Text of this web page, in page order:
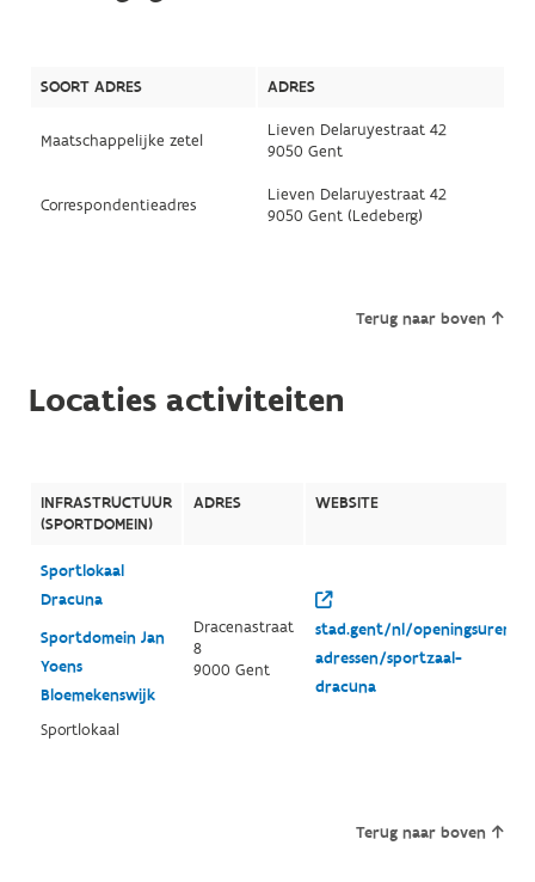
SOORT ADRES ADRES
Maatschappelijke zetel
Lieven Delaruyestraat 42
9050 Gent
Correspondentieadres
Lieven Delaruyestraat 42
9050 Gent (Ledeberg)
Terug naar boven
Locaties activiteiten
INFRASTRUCTUUR
(SPORTDOMEIN)
ADRES WEBSITE
Sportlokaal
Dracuna
Sportdomein Jan
Yoens
Bloemekenswijk
Sportlokaal
Dracenastraat
8
9000 Gent
stad.gent/nl/openingsuren-
adressen/sportzaal-
dracuna
Terug naar boven